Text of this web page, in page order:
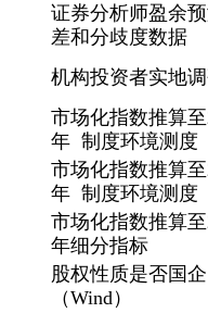
证券分析师盈余
差和分歧度数据
机构投资者实地
市场化指数推算至
年 制度环境测度
市场化指数推算至
年 制度环境测度
市场化指数推算至
年细分指标
股权性质是否国企
（Wind）